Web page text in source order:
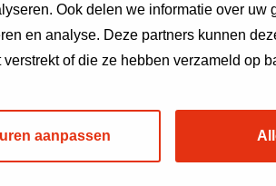
Ook delen we informatie over uw
en analyse. Deze partners kunnen
of die ze hebben verzameld op
aanpassen